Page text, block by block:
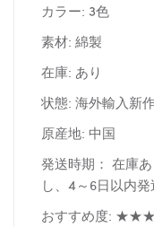
カラー: 3色
素材: 綿製
在庫: あり
状態: 海外輸入新
原産地: 中国
発送時期： 在庫
し、4～6日以内発
おすすめ度: